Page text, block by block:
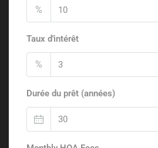
%
Taux d'intérêt
%
Durée du prêt (années)